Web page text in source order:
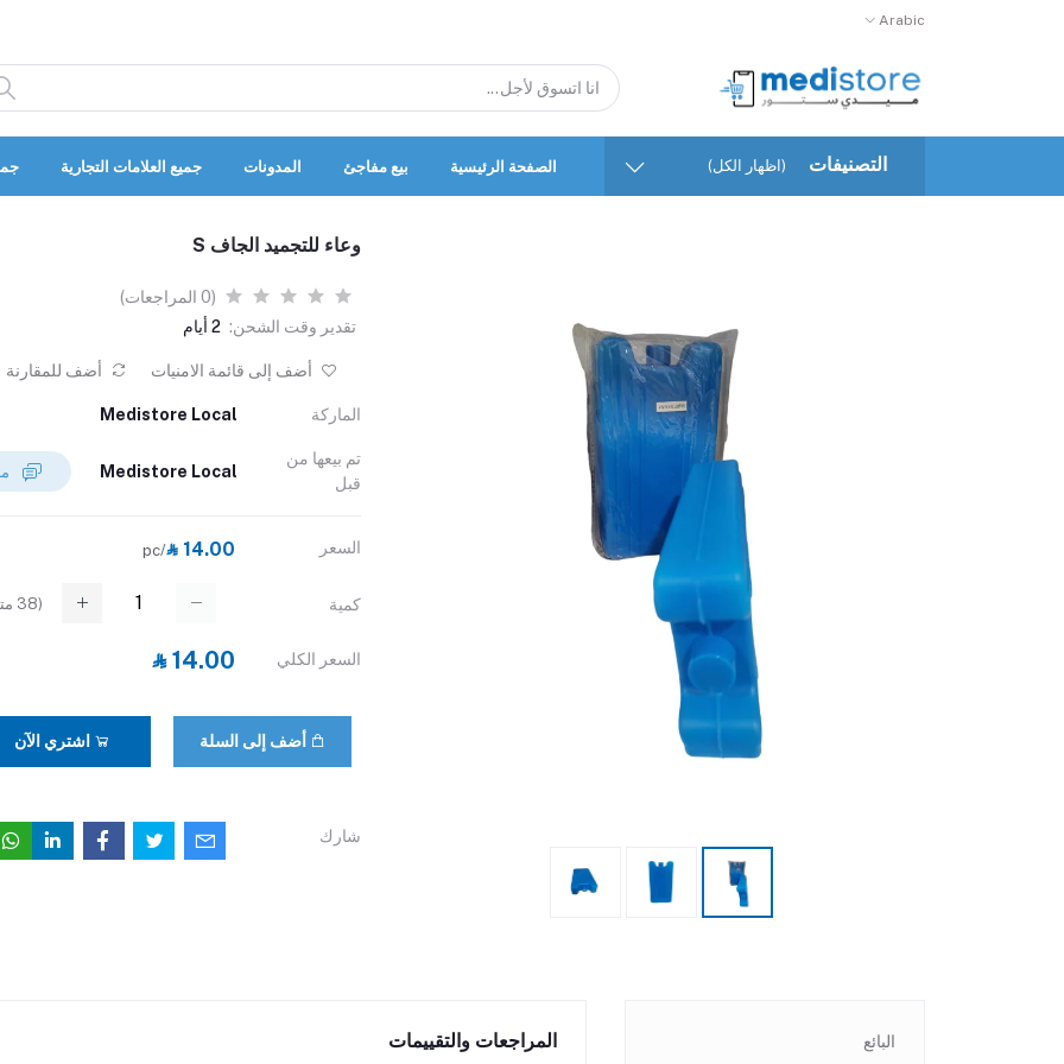
Arabic
التصنيفات (اظهار الكل) الصفحة الرئيسية بيع مفاجئ المدونات جميع العلامات التجارية
وعاء للتجميد الجاف S
(0 المراجعات)
تقدير وقت الشحن: 2 أيام
أضف إلى قائمة الامنيات أضف للمقارنة
الماركة Medistore Local
تم بيعها من
قبل
Medistore Local
السعر ‎⃁ 14.00
/pc
كمية (
38
السعر الكلي ‎⃁ 14.00
أضف إلى السلة اشتري الآن
شارك
البائع المراجعات والتقييمات